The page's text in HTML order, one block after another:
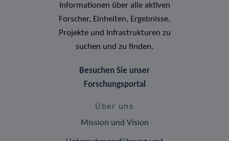
Informationen über alle aktiven
Forscher, Einheiten, Ergebnisse,
Projekte und Infrastrukturen zu
suchen und zu finden.
Besuchen Sie unser
Forschungsportal
Über uns
Mission und Vision